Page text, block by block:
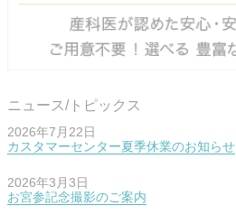
ニュース/トピックス
2026年7月22日
カスタマーセンター夏季休業のお知らせ
2026年3月3日
お宮参記念撮影のご案内